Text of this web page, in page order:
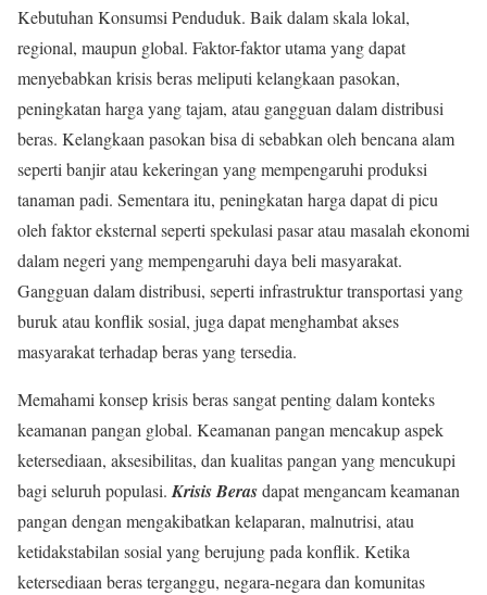
Kebutuhan Konsumsi Penduduk. Baik dalam skala lokal,
regional, maupun global. Faktor-faktor utama yang dapat
menyebabkan krisis beras meliputi kelangkaan pasokan,
peningkatan harga yang tajam, atau gangguan dalam distribusi
beras. Kelangkaan pasokan bisa di sebabkan oleh bencana alam
seperti banjir atau kekeringan yang mempengaruhi produksi
tanaman padi. Sementara itu, peningkatan harga dapat di picu
oleh faktor eksternal seperti spekulasi pasar atau masalah ekonomi
dalam negeri yang mempengaruhi daya beli masyarakat.
Gangguan dalam distribusi, seperti infrastruktur transportasi yang
buruk atau konflik sosial, juga dapat menghambat akses
masyarakat terhadap beras yang tersedia.
Memahami konsep krisis beras sangat penting dalam konteks
keamanan pangan global. Keamanan pangan mencakup aspek
ketersediaan, aksesibilitas, dan kualitas pangan yang mencukupi
bagi seluruh populasi.Krisis Berasdapat mengancam keamanan
pangan dengan mengakibatkan kelaparan, malnutrisi, atau
ketidakstabilan sosial yang berujung pada konflik. Ketika
ketersediaan beras terganggu, negara-negara dan komunitas